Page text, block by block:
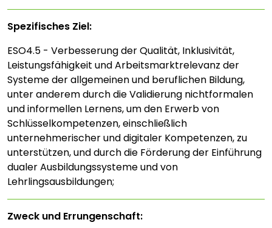
Spezifisches Ziel:
ESO4.5 - Verbesserung der Qualität, Inklusivität,
Leistungsfähigkeit und Arbeitsmarktrelevanz der
Systeme der allgemeinen und beruflichen Bildung,
unter anderem durch die Validierung nichtformalen
und informellen Lernens, um den Erwerb von
Schlüsselkompetenzen, einschließlich
unternehmerischer und digitaler Kompetenzen, zu
unterstützen, und durch die Förderung der Einführung
dualer Ausbildungssysteme und von
Lehrlingsausbildungen;
Zweck und Errungenschaft: